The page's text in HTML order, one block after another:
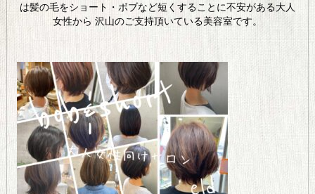
は髪の毛をショート・ボブなど短くすることに不安がある大人
女性から 沢山のご支持頂いている美容室です。